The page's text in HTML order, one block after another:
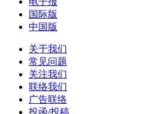
国际版
中国版
关于我们
常见问题
关注我们
联络我们
广告联络
投函/投稿